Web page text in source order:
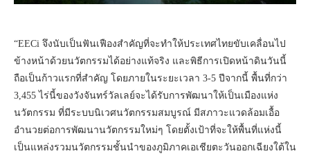
“EECi จึงนับเป็นฟันเฟืองสำคัญที่จะทำให้ประเทศไทยขับเคลื่อนไป
ข้างหน้าด้วยนวัตกรรมได้อย่างแท้จริง และพิธีการเปิดหน้าดินวันนี้
ถือเป็นก้าวแรกที่สำคัญ โดยภายในระยะเวลา 3-5 ปีจากนี้ พื้นที่กว่า
3,455 ไร่นี้ของวังจันทร์วัลเลย์จะได้รับการพัฒนาให้เป็นเมืองแห่ง
นวัตกรรม ที่มีระบบนิเวศนวัตกรรมสมบูรณ์ มีสภาวะแวดล้อมเอื้อ
อำนวยต่อการพัฒนานวัตกรรมใหม่ๆ โดยตั้งเป้าที่จะให้พื้นที่แห่งนี้
เป็นแหล่งรวมนวัตกรรมชั้นนำของภูมิภาคเอเชียตะวันออกเฉียงใต้ใน